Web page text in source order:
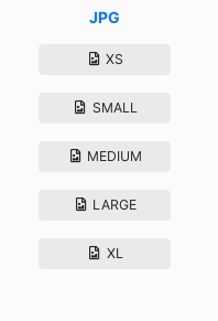
JPG
XS
SMALL
MEDIUM
LARGE
XL